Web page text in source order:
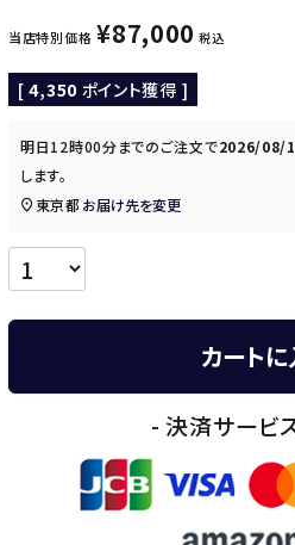
当店特別価格 ¥87,000 税込
[ 4,350 ポイント獲得 ]
明日12時00分までのご注文で2026/08/13
します。
東京都 お届け先を変更
カート
- 決済サービ